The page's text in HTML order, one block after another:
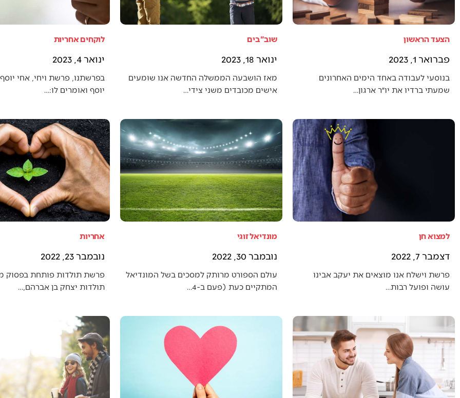
הצעד הראשון
פברואר 1, 2023
בנוסעי לעבודה באחד הימים האחרונים
שמעתי ברדיו את יו״ר ארגון…
שוב"בים
ינואר 18, 2023
מאז הושבעה הממשלה החדשה אנו שומעים
אישים מכובדים משני צידי…
לוקחים אחריות
ינואר 4, 2023
בפרשתנו, פרשת ויחי, אחי
יוסף ואומרים לו:…
למצוא חן
דצמבר 7, 2022
פרשת וישלח אנו מוצאים את יעקב אבינו
עושה ופועל רבות…
מונדיאל זוגי
נובמבר 30, 2022
עולם הספורט מרותק למסכים בשל המונדיאל
המתקיים כעת (פעם ב-4…
אחריות
נובמבר 23, 2022
פרשת תולדות פותחת בפסוק
תולדות יצחק בן אברהם,…